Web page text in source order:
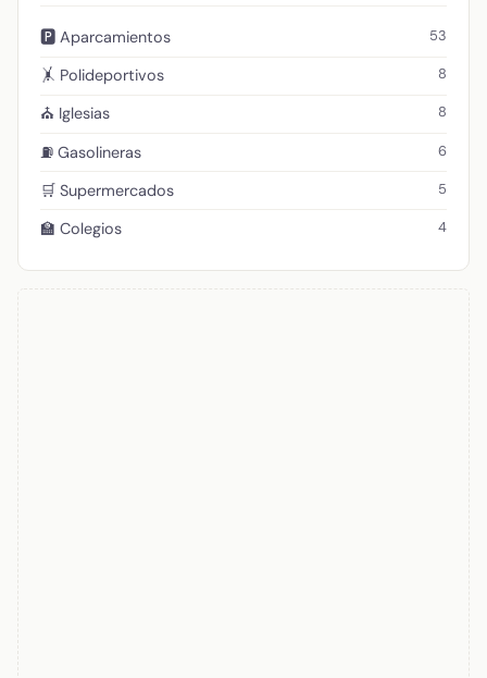
🅿️ Aparcamientos 53
🤸 Polideportivos 8
⛪ Iglesias 8
⛽ Gasolineras 6
🛒 Supermercados 5
🏫 Colegios 4